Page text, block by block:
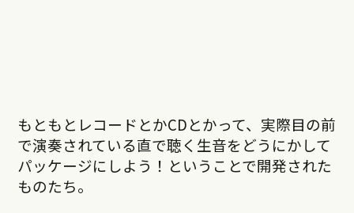
もともとレコードとかCDとかって、実際目の前
で演奏されている直で聴く生音をどうにかして
パッケージにしよう！ということで開発された
ものたち。